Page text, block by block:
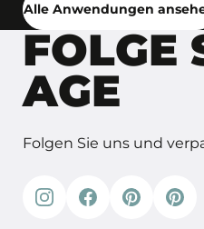
Alle Anwendungen
FOLGE
AGE
Folgen Sie uns und